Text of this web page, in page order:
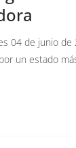
04 de junio
un estado